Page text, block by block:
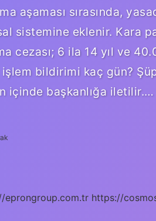
aşaması sırasında,
sistemine eklenir. Kara
cezası; 6 ila 14 yıl ve
işlem bildirimi kaç gün?
içinde başkanlığa iletilir.…
eprongroup.com.tr https://